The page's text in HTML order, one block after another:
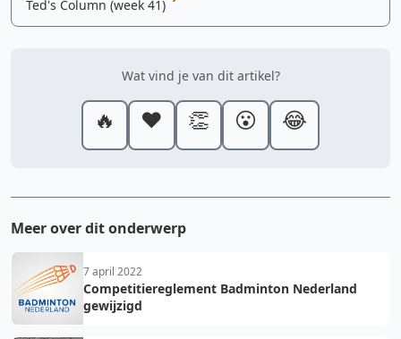
Ted's Column (week 41)
Wat vind je van dit artikel?
🔥 ❤️ 👏 😮 😂
Meer over dit onderwerp
7 april 2022
Competitiereglement Badminton Nederland
gewijzigd